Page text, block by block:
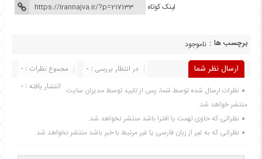
لینک کوتاه
برچسب ها : ناموجود
ارسال نظر شما مجموع نظرات : 0
در انتظار بررسی : 0
انتشار یافته : 0 نظرات ارسال شده توسط شما، پس از تایید توسط مدیران سایت
منتشر خواهد شد.
نظراتی که حاوی تهمت یا افترا باشد منتشر نخواهد شد.
نظراتی که به غیر از زبان فارسی یا غیر مرتبط با خبر باشد منتشر نخواهد شد.